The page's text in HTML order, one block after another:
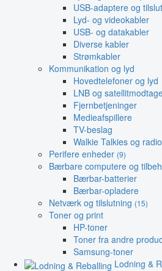
USB-adaptere og
Lyd- og videokabler
USB- og datakabler
Diverse kabler
Strømkabler
Kommunikation og lyd
Hovedtelefoner og lyd
LNB og
Fjernbetjeninger
Medieafspillere
TV-beslag
Walkie Talkies og radio
Perifere enheder (9)
Bærbare computere og
Bærbar-batterier
Bærbar-opladere
Netværk og tilslutning (15)
Toner og print
HP-toner
Toner fra andre
Samsung-toner
Lodning &